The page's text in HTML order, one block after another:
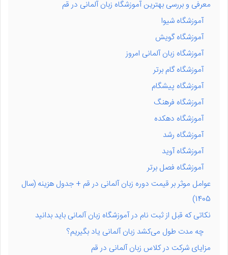
معرفی و بررسی بهترین آموزشگاه زبان آلمانی در قم
آموزشگاه شیوا
آموزشگاه گویش
آموزشگاه زبان آلمانی امروز
آموزشگاه گام برتر
آموزشگاه پیشگام
آموزشگاه فرهنگ
آموزشگاه دهکده
آموزشگاه رشد
آموزشگاه آوید
آموزشگاه فصل برتر
عوامل موثر بر قیمت دوره زبان آلمانی در قم + جدول هزینه (سال
1405)
نکاتی که قبل از ثبت نام در آموزشگاه زبان آلمانی باید بدانید
چه مدت طول می‌کشد زبان آلمانی یاد بگیریم؟
مزایای شرکت در کلاس زبان آلمانی در قم